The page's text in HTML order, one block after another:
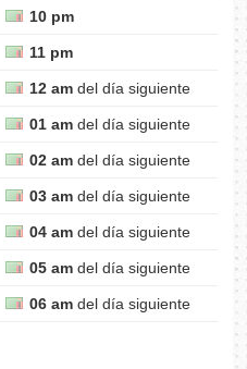
10 pm
11 pm
12 am del día siguiente
01 am del día siguiente
02 am del día siguiente
03 am del día siguiente
04 am del día siguiente
05 am del día siguiente
06 am del día siguiente